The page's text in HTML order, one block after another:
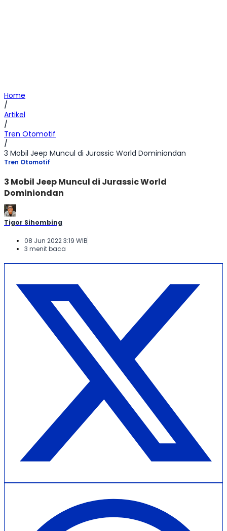
Home
/
Artikel
/
Tren Otomotif
/
3 Mobil Jeep Muncul di Jurassic World Dominiondan
Tren Otomotif
3 Mobil Jeep Muncul di Jurassic World
Dominiondan
Tigor Sihombing
08 Jun 2022 3:19 WIB
3 menit baca